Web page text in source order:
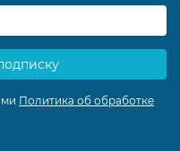
Политика об обработке